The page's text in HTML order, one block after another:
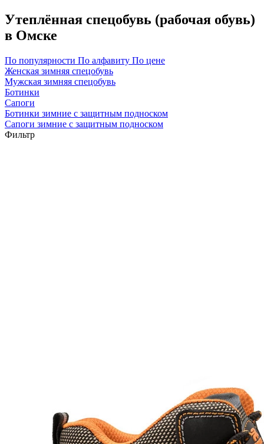
Утеплённая спецобувь (рабочая обувь)
в Омске
По популярности По алфавиту По цене
Женская зимняя спецобувь
Мужская зимняя спецобувь
Ботинки
Сапоги
Ботинки зимние с защитным подноском
Сапоги зимние с защитным подноском
Фильтр